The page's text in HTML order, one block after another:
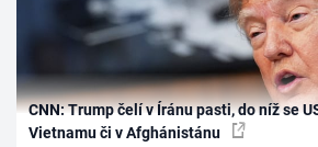
CNN: Trump čelí v Íránu pasti, do níž se
Vietnamu či v Afghánistánu